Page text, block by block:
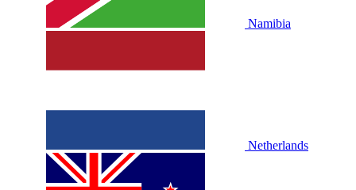
Namibia
Netherlands